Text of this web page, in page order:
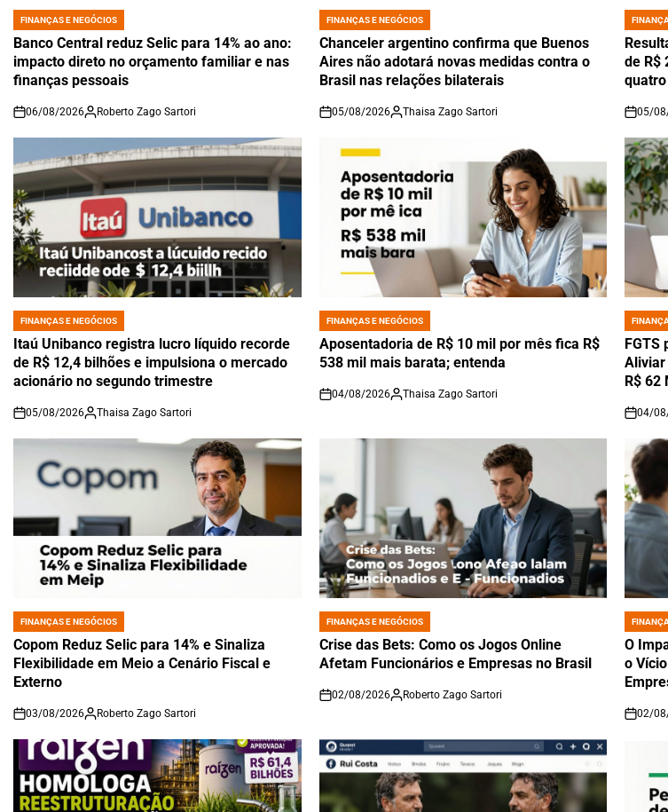
POSTED
IN
FINANÇAS E NEGÓCIOS
Banco Central reduz Selic para 14% ao ano:
impacto direto no orçamento familiar e nas
finanças pessoais
on
06/08/2026 Roberto Zago Sartori
POSTED
IN
FINANÇAS E NEGÓCIOS
Chanceler argentino confirma que Buenos
Aires não adotará novas medidas contra o
Brasil nas relações bilaterais
on
05/08/2026 Thaisa Zago Sartori
POSTED
IN
de R$
on
05/
POSTED
IN
FINANÇAS E NEGÓCIOS
Itaú Unibanco registra lucro líquido recorde
de R$ 12,4 bilhões e impulsiona o mercado
acionário no segundo trimestre
on
05/08/2026 Thaisa Zago Sartori
POSTED
IN
FINANÇAS E NEGÓCIOS
Aposentadoria de R$ 10 mil por mês fica R$
538 mil mais barata; entenda
on
04/08/2026 Thaisa Zago Sartori
POSTED
INFGTS
Aliviar
R$
on
04/
POSTED
IN
FINANÇAS E NEGÓCIOS
Copom Reduz Selic para 14% e Sinaliza
Flexibilidade em Meio a Cenário Fiscal e
Externo
on
03/08/2026 Roberto Zago Sartori
POSTED
IN
FINANÇAS E NEGÓCIOS
Crise das Bets: Como os Jogos Online
Afetam Funcionários e Empresas no Brasil
on
02/08/2026 Roberto Zago Sartori
POSTED
IN
O
o
on
02/